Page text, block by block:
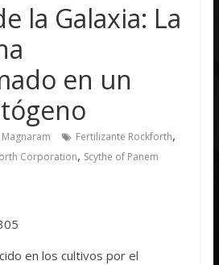
la Galaxia: La
en un
Magnaram Fertilizante Rockforth,
Corporation, Scythe of Panem
en los cultivos por el